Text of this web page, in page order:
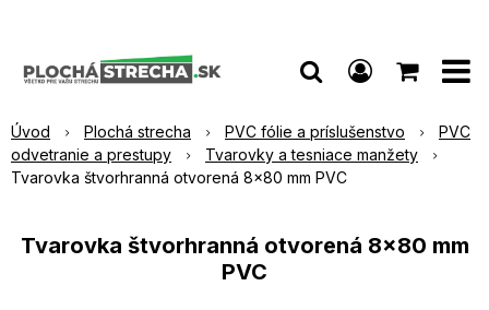
Úvod Plochá strecha PVC fólie a príslušenstvo
PVC
odvetranie a prestupy
Tvarovky a tesniace manžety
Tvarovka štvorhranná otvorená 8x80 mm PVC
Tvarovka štvorhranná otvorená 8x80 mm
PVC